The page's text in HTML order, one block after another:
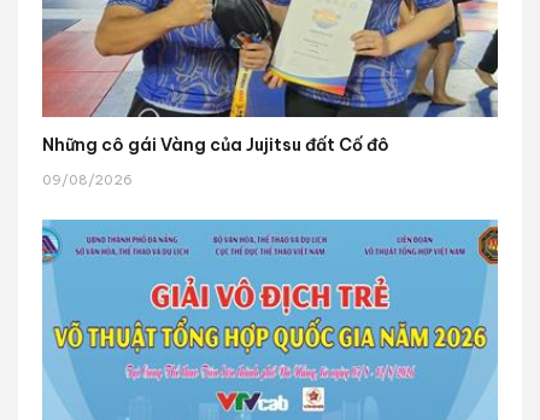
Những cô gái Vàng của Jujitsu đất Cố đô
09/08/2026